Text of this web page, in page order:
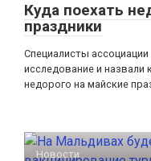
Куда поехать
праздники
Специалисты
исследование и назвали
недорого на майские
Новости